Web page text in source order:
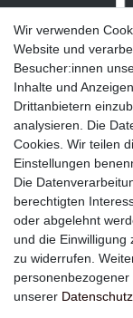
Newsletter
E-MAIL **
Hiermit bestätige ich,
Einwilligung kann ich
Wir verwenden
Website und
Besucher:innen
Inhalte und
Drittanbietern
analysieren. Die
Cookies. Wir teilen
Einstellungen
Die
berechtigten
oder abgelehnt
und die
zu widerrufen.
unserer